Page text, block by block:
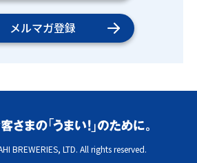
メルマガ登録
BREWERIES, LTD. All rights reserved.